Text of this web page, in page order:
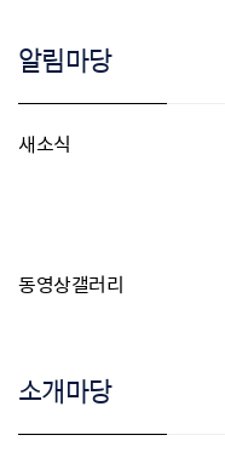
알림마당
새소식
동영상갤러리
소개마당